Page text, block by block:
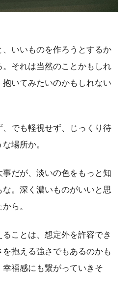
、いいものを作ろうとするか
それは当然のことかもしれ
いてみたいのかもしれない
、でも軽視せず、じっくり待
場所か。
事だが、淡いの色をもっと知
。深く濃いものがいいと思
ら。
ることは、想定外を許容でき
抱える強さでもあるのかも
福感にも繋がっていきそ